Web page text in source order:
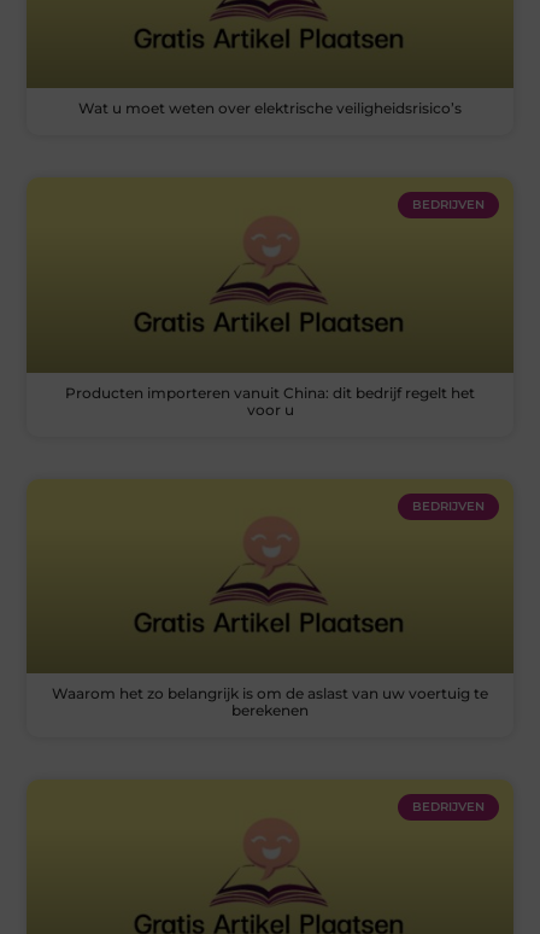
Wat u moet weten over elektrische veiligheidsrisico’s
BEDRIJVEN
Producten importeren vanuit China: dit bedrijf regelt het
voor u
BEDRIJVEN
Waarom het zo belangrijk is om de aslast van uw voertuig te
berekenen
BEDRIJVEN